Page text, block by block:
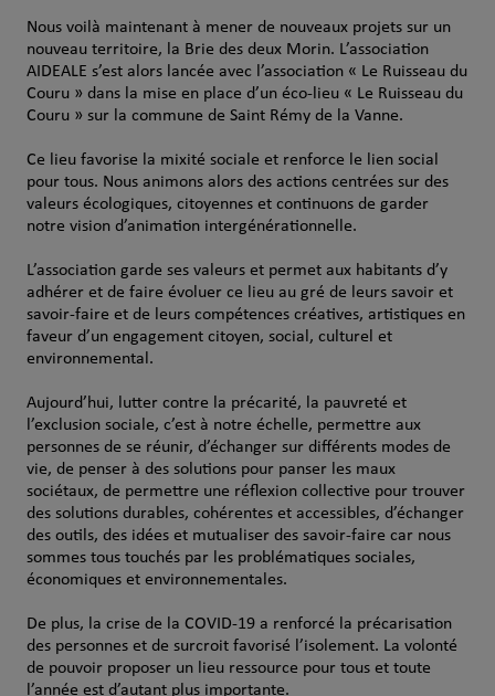
Nous voilà maintenant à mener de nouveaux projets sur un
nouveau territoire, la Brie des deux Morin. L’association
AIDEALE s’est alors lancée avec l’association « Le Ruisseau du
Couru » dans la mise en place d’un éco-lieu « Le Ruisseau du
Couru » sur la commune de Saint Rémy de la Vanne.
Ce lieu favorise la mixité sociale et renforce le lien social
pour tous. Nous animons alors des actions centrées sur des
valeurs écologiques, citoyennes et continuons de garder
notre vision d’animation intergénérationnelle.
L’association garde ses valeurs et permet aux habitants d’y
adhérer et de faire évoluer ce lieu au gré de leurs savoir et
savoir-faire et de leurs compétences créatives, artistiques en
faveur d’un engagement citoyen, social, culturel et
environnemental.
Aujourd’hui, lutter contre la précarité, la pauvreté et
l’exclusion sociale, c’est à notre échelle, permettre aux
personnes de se réunir, d’échanger sur différents modes de
vie, de penser à des solutions pour panser les maux
sociétaux, de permettre une réflexion collective pour trouver
des solutions durables, cohérentes et accessibles, d’échanger
des outils, des idées et mutualiser des savoir-faire car nous
sommes tous touchés par les problématiques sociales,
économiques et environnementales.
De plus, la crise de la COVID-19 a renforcé la précarisation
des personnes et de surcroit favorisé l’isolement. La volonté
de pouvoir proposer un lieu ressource pour tous et toute
l’année est d’autant plus importante.